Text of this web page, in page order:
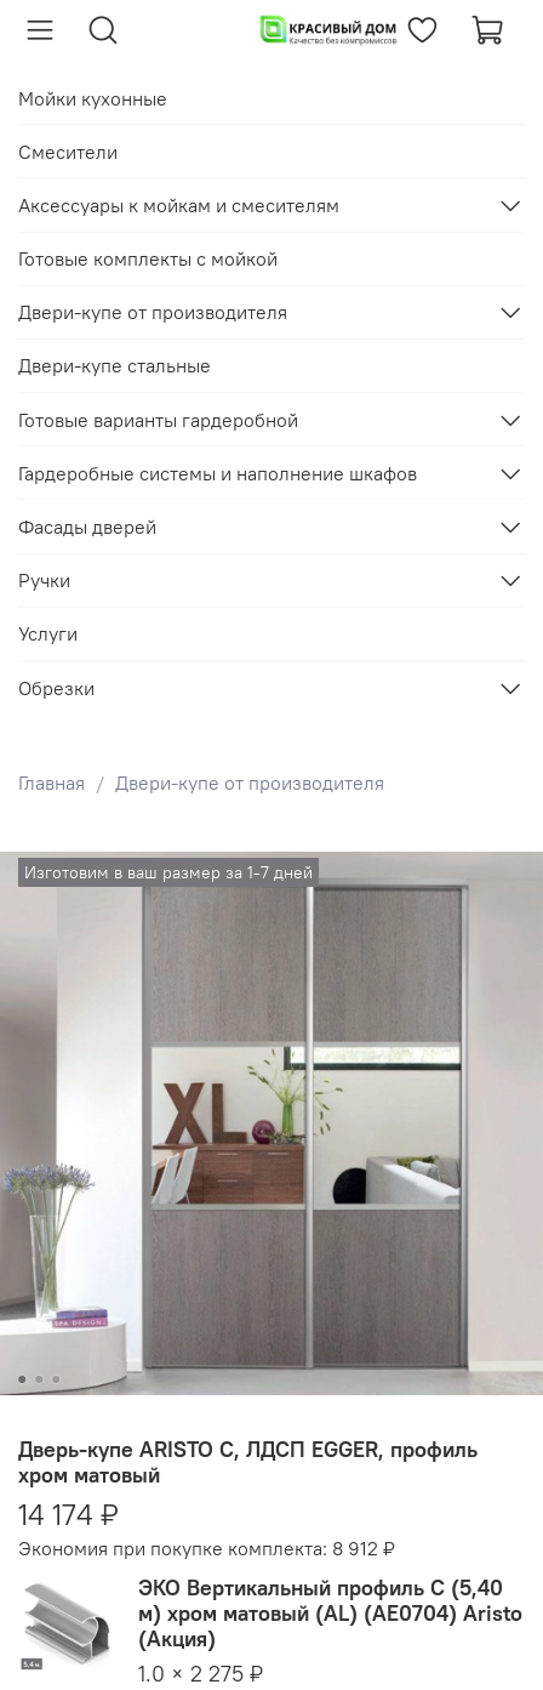
Главная Двери-купе от производителя
Изготовим в ваш размер за 1-7 дней
Дверь-купе ARISTO С, ЛДСП EGGER, профиль
хром матовый
14 174 ₽
Экономия при покупке комплекта: 8 912 ₽
ЭКО Вертикальный профиль C (5,40
м) хром матовый (AL) (AE0704) Aristo
(Акция)
1.0 × 2 275 ₽
Мойки кухонные
Смесители
Аксессуары к мойкам и смесителям
Готовые комплекты с мойкой
Двери-купе от производителя
Двери-купе стальные
Готовые варианты гардеробной
Гардеробные системы и наполнение шкафов
Фасады дверей
Ручки
Услуги
Обрезки